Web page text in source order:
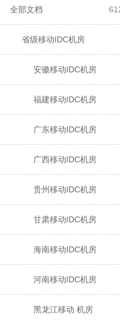
全部文档
省级移动IDC机房
安徽移动IDC机房
福建移动IDC机房
广东移动IDC机房
广西移动IDC机房
贵州移动IDC机房
甘肃移动IDC机房
海南移动IDC机房
河南移动IDC机房
黑龙江移动 机房